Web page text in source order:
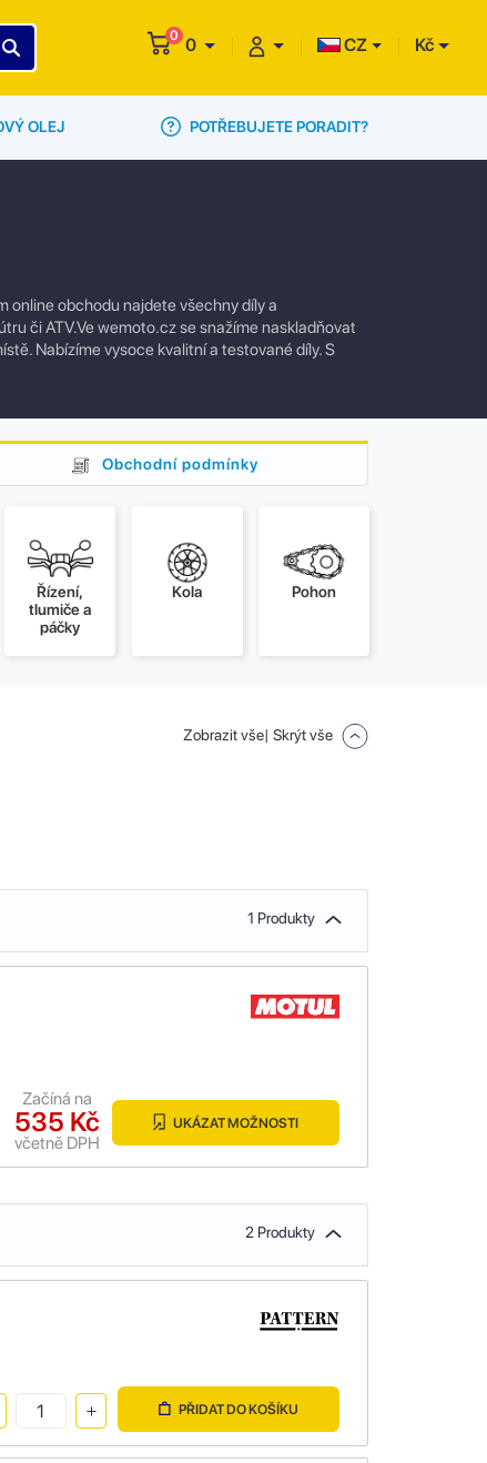
0 0 CZ Kč
OLEJ POTŘEBUJETE PORADIT?
online obchodu najdete všechny díly a
či ATV.Ve wemoto.cz se snažíme naskladňovat
Nabízíme vysoce kvalitní a testované díly. S
Obchodní podmínky
Řízení,
tlumiče a
páčky
Kola Pohon
Zobrazit vše| Skrýt vše
1 Produkty
535 Kč
včetně DPH
Začíná na
UKÁZAT MOŽNOSTI
2 Produkty
PŘIDAT DO KOŠÍKU